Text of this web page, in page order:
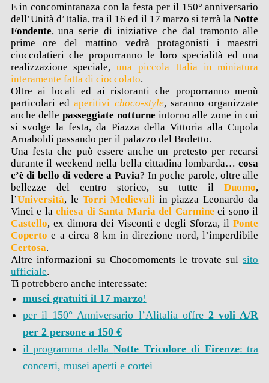
E in concomintanaza con la festa per il 150° anniversario
dell’Unità d’Italia, tra il 16 ed il 17 marzo si terrà laNotte
Fondente, una serie di iniziative che dal tramonto alle
prime ore del mattino vedrà protagonisti i maestri
cioccolatieri che proporranno le loro specialità ed una
realizzazione speciale,una piccola Italia in miniatura
interamente fatta di cioccolato.
Oltre ai locali ed ai ristoranti che proporranno menù
particolari edaperitivi choco-style, saranno organizzate
anche dellepasseggiate notturne intorno alle zone in cui
si svolge la festa, da Piazza della Vittoria alla Cupola
Arnaboldi passando per il palazzo del Broletto.
Una festa che può essere anche un pretesto per recarsi
durante il weekend nella bella cittadina lombarda…cosa
c’è di bello di vedere a Pavia? In poche parole, oltre alle
bellezze del centro storico, su tutte ilDuomo,
l’Università, le Torri Medievali in piazza Leonardo da
Vinci e lachiesa di Santa Maria del Carmine ci sono il
Castello, ex dimora dei Visconti e degli Sforza, ilPonte
Coperto e a circa 8 km in direzione nord, l’imperdibile
Certosa.
Altre informazioni su Chocomoments le trovate sulsito
ufficiale.
Ti potrebbero anche interessate:
musei gratuiti il 17 marzo!
per il 150° Anniversario l’Alitalia offre 2 voli A/R
per 2 persone a 150 €
il programma dellaNotte Tricolore di Firenze: tra
concerti, musei aperti e cortei